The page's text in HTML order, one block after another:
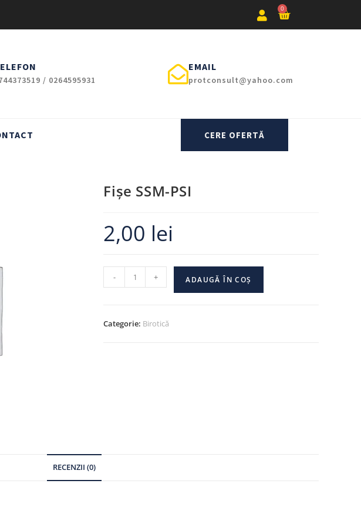
0
/ 0264595931
EMAIL
protconsult@yahoo.com
CERE OFERTĂ
Fișe SSM-PSI
2,00 lei
- + ADAUGĂ ÎN COȘ
Categorie: Birotică
RECENZII (0)